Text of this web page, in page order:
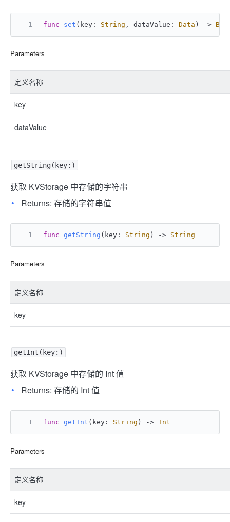
func set ( key : String , dataValue : Data ) ->
Parameters
定义名称
key
dataValue
getString(key:)
获取 KVStorage 中存储的字符串
Returns: 存储的字符串值
func getString ( key : String ) -> String
Parameters
定义名称
key
getInt(key:)
获取 KVStorage 中存储的 Int 值
Returns: 存储的 Int 值
func getInt ( key : String ) -> Int
Parameters
定义名称
key